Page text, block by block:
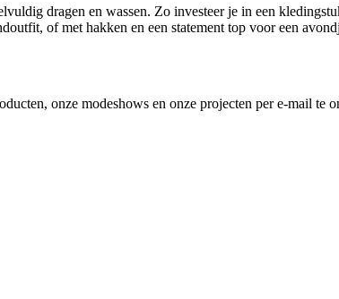
dragen en wassen. Zo investeer je in een
of met hakken en een statement top voor een
onze modeshows en onze projecten per e-mail te